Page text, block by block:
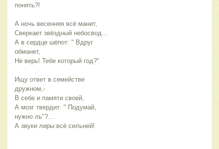
понять?!
А ночь весенняя всё манит,
Сверкает звёздный небосвод...
А в сердце шёпот: " Вдруг
обманет,
Не верь! Тебе который год?"
Ищу ответ в семействе
дружном,-
В себе и памяти своей,
А мозг твердит: " Подумай,
нужно ль"?...
А звуки лиры всё сильней!